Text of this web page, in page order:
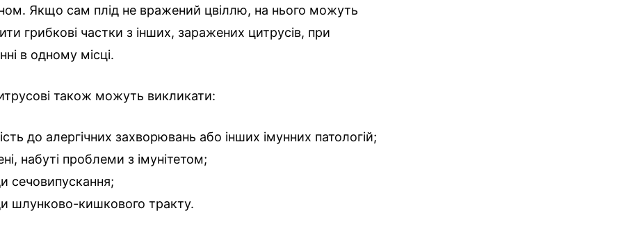
Якщо сам плід не вражений цвіллю, на нього можуть
грибкові частки з інших, заражених цитрусів, при
в одному місці.
також можуть викликати:
до алергічних захворювань або інших імунних патологій;
набуті проблеми з імунітетом;
сечовипускання;
шлунково-кишкового тракту.